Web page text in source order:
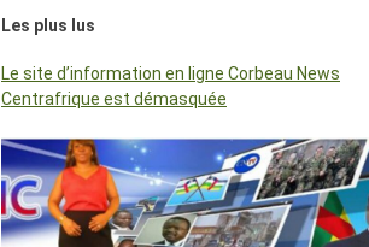
Les plus lus
Le site d’information en ligne Corbeau News
Centrafrique est démasquée